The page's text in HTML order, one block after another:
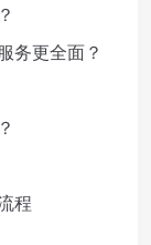
务更全面？
程